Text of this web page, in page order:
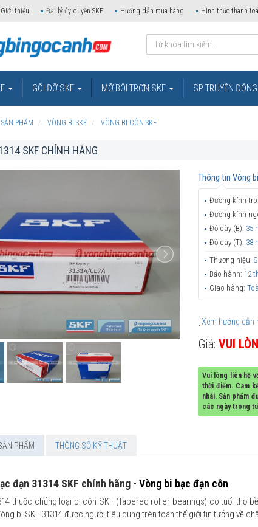
Giới thiệu Đại lý ủy quyền SKF Hướng dẫn mua hàng Hình thức thanh
GỐI ĐỠ SKF MỠ BÔI TRƠN SKF SP TRUYỀN
SẢN PHẨM VÒNG BI SKF VÒNG BI CÔN SKF
SKF CHÍNH HÃNG
Thông tin Vòng
Đường kính
Đường kính
Độ dày (B): 35
Độ dày (T): 38
Thương hiệu:
Bảo hành: 12
Giao hàng:
Xem hướng dẫn
Giá: VUI
Vui lòng liên hệ
thời điểm. Cam
nhái. Sản phẩm
các ngày trong
PHẨM THÔNG SỐ KỸ THUẬT
đạn 31314 SKF chính hãng - Vòng bi bạc đạn côn
thuộc chủng loại bi côn SKF (Tapered roller bearings) có tuổi thọ
bi SKF 31314 được người tiêu dùng trên toàn thế giới tin tưởng về